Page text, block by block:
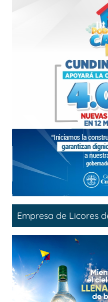
Empresa de Licores